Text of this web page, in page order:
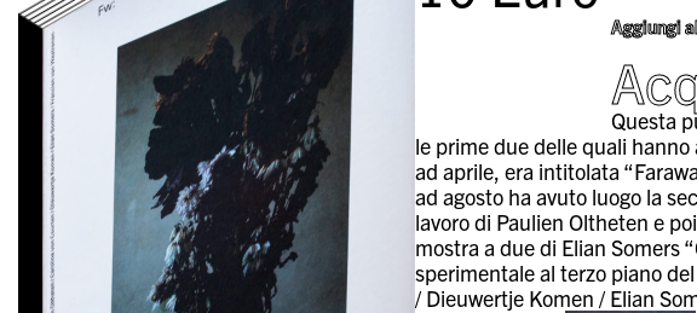
Aggiungi
Questa
le prime due delle quali
ad aprile, era intitolata
ad agosto ha avuto luogo la
lavoro di Paulien Oltheten e
mostra a due di Elian Somers
sperimentale al terzo piano
/ Dieuwertje Komen / Elian